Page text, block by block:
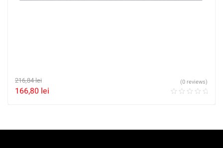
216,84lei
166,80 lei
(0 reviews)